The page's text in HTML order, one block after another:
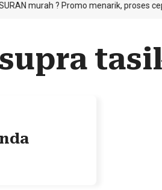
murah ? Promo menarik, proses